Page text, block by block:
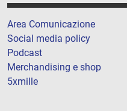
Area Comunicazione
Social media policy
Podcast
Merchandising e shop
5xmille